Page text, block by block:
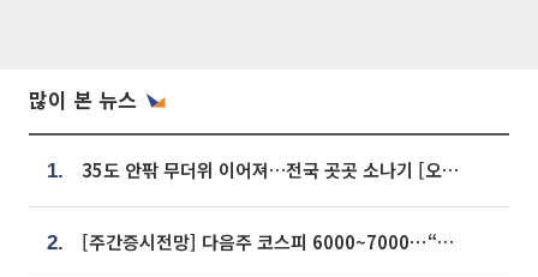
많이 본 뉴스
1. 35도 안팎 무더위 이어져…전국 곳곳 소나기 [오늘 날씨]
2. [주간증시전망] 다음주 코스피 6000~7000⋯“外人 수급은 정책이 변수”